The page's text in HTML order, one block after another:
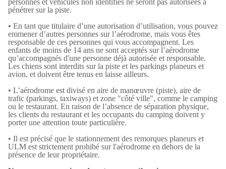
personnes et véhicules non identifiés ne seront pas autorisées à
pénétrer sur la piste.
• En tant que titulaire d’une autorisation d’utilisation, vous pouvez
emmener d’autres personnes sur l’aérodrome, mais vous êtes
responsable de ces personnes qui vous accompagnent. Les
enfants de moins de 14 ans ne sont acceptés sur l’aérodrome
qu’accompagnés d'une personne déjà autorisée et responsable.
Les chiens sont interdits sur la piste et les parkings planeurs et
avion, et doivent être tenus en laisse ailleurs.
• L’aérodrome est divisé en aire de manœuvre (piste), aire de
trafic (parkings, taxiways) et zone "côté ville", comme le camping
ou le restaurant. En raison de l’absence de séparation physique,
les clients du restaurant et les occupants du camping doivent y
porter une attention toute particulière.
• Il est précisé que le stationnement des remorques planeurs et
ULM est strictement prohibé sur l'aérodrome en dehors de la
présence de leur propriétaire.